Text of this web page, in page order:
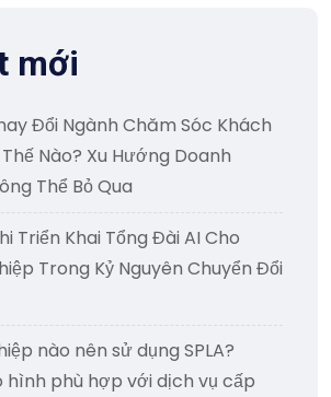
mới
Đổi Ngành Chăm Sóc Khách
Nào? Xu Hướng Doanh
Thể Bỏ Qua
Triển Khai Tổng Đài AI Cho
Trong Kỷ Nguyên Chuyển Đổi
nào nên sử dụng SPLA?
hình phù hợp với dịch vụ cấp